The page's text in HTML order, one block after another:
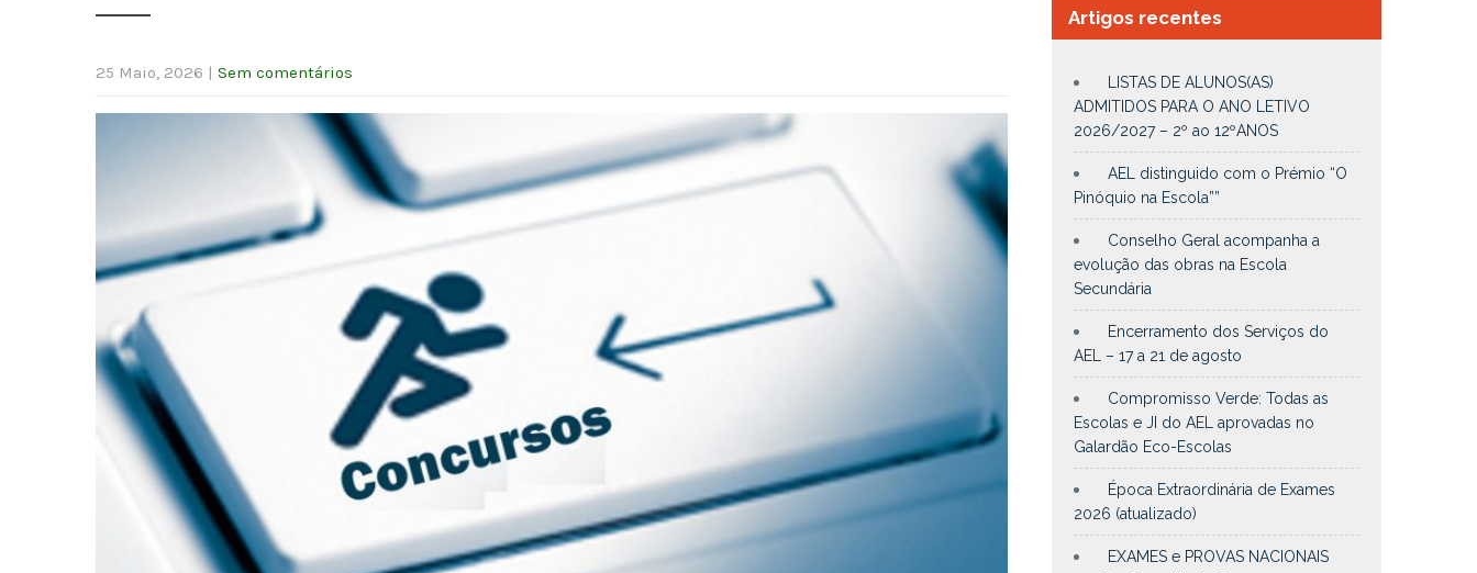
25 Maio, 2026 | Sem comentários
Artigos recentes
LISTAS DE ALUNOS(AS)
ADMITIDOS PARA O ANO LETIVO
2026/2027 – 2º ao 12ºANOS
AEL distinguido com o Prémio “O
Pinóquio na Escola””
Conselho Geral acompanha a
evolução das obras na Escola
Secundária
Encerramento dos Serviços do
AEL – 17 a 21 de agosto
Compromisso Verde: Todas as
Escolas e JI do AEL aprovadas no
Galardão Eco-Escolas
Época Extraordinária de Exames
2026 (atualizado)
EXAMES e PROVAS NACIONAIS